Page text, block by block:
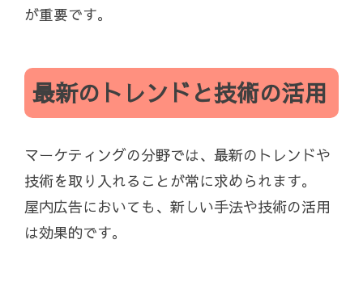
が重要です。
最新のトレンドと技術の活用
マーケティングの分野では、最新のトレンドや
技術を取り入れることが常に求められます。
屋内広告においても、新しい手法や技術の活用
は効果的です。